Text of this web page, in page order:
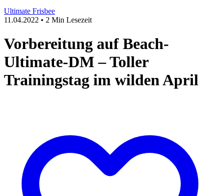
Ultimate Frisbee
11.04.2022 • 2 Min Lesezeit
Vorbereitung auf Beach-
Ultimate-DM – Toller
Trainingstag im wilden April